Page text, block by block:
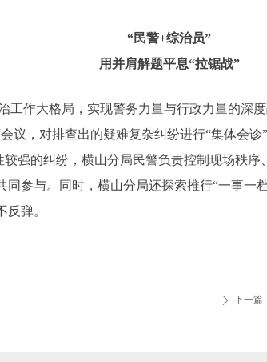
“民警+综治员”
用并肩解题平息“拉锯战”
工作大格局，实现警务力量与行政力量的深
议，对排查出的疑难复杂纠纷进行“集体会诊”
强的纠纷，横山分局民警负责控制现场秩
参与。同时，横山分局还探索推行“一事一
弹。
ꄲ 下一篇